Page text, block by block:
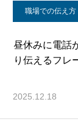
職場での伝え
昼休みに電話
り伝えるフレ
2025.12.18